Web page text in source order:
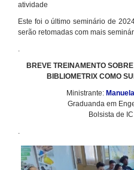
atividade
Este foi o último seminário de
serão retomadas com mais
.
BREVE TREINAMENTO
BIBLIOMETRIX COMO
Ministrante:
Graduanda em
Bolsista de
.